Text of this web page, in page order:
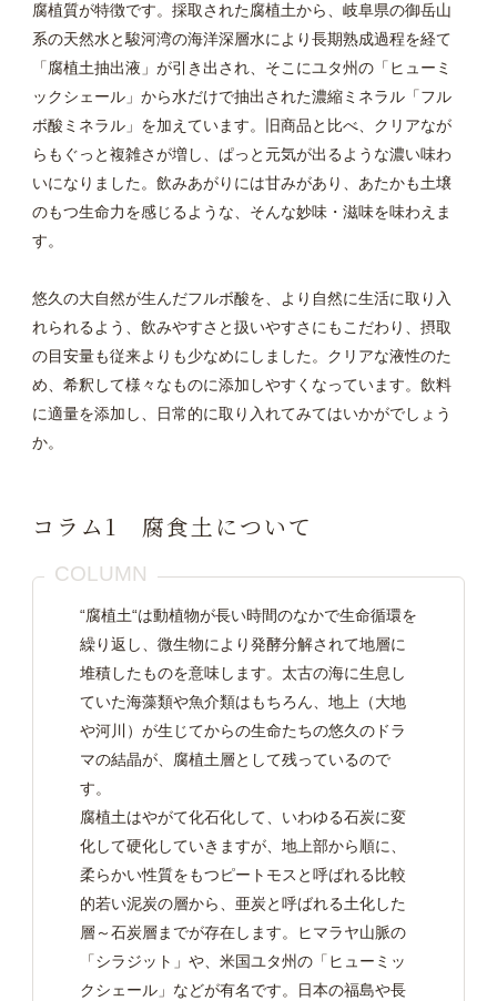
腐植質が特徴です。採取された腐植土から、岐阜県の御岳山
系の天然水と駿河湾の海洋深層水により長期熟成過程を経て
「腐植土抽出液」が引き出され、そこにユタ州の「ヒューミ
ックシェール」から水だけで抽出された濃縮ミネラル「フル
ボ酸ミネラル」を加えています。旧商品と比べ、クリアなが
らもぐっと複雑さが増し、ぱっと元気が出るような濃い味わ
いになりました。飲みあがりには甘みがあり、あたかも土壌
のもつ生命力を感じるような、そんな妙味・滋味を味わえま
す。
悠久の大自然が生んだフルボ酸を、より自然に生活に取り入
れられるよう、飲みやすさと扱いやすさにもこだわり、摂取
の目安量も従来よりも少なめにしました。クリアな液性のた
め、希釈して様々なものに添加しやすくなっています。飲料
に適量を添加し、日常的に取り入れてみてはいかがでしょう
か。
コラム1 腐食土について
COLUMN
“腐植土“は動植物が長い時間のなかで生命循環を
繰り返し、微生物により発酵分解されて地層に
堆積したものを意味します。太古の海に生息し
ていた海藻類や魚介類はもちろん、地上（大地
や河川）が生じてからの生命たちの悠久のドラ
マの結晶が、腐植土層として残っているので
す。
腐植土はやがて化石化して、いわゆる石炭に変
化して硬化していきますが、地上部から順に、
柔らかい性質をもつピートモスと呼ばれる比較
的若い泥炭の層から、亜炭と呼ばれる土化した
層～石炭層までが存在します。ヒマラヤ山脈の
「シラジット」や、米国ユタ州の「ヒューミッ
クシェール」などが有名です。日本の福島や長